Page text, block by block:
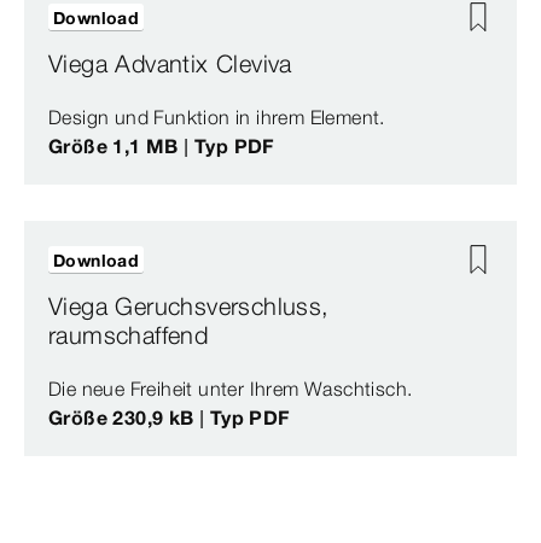
Viega Advantix Cleviva
Design und Funktion in ihrem Element.
Größe 1,1 MB | Typ PDF
Download
Viega Geruchsverschluss,
raumschaffend
Die neue Freiheit unter Ihrem Waschtisch.
Größe 230,9 kB | Typ PDF
Download